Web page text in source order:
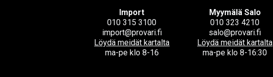
Import
010 315 3100
import@provari.fi
Löydä meidät kartalta
ma-pe klo 8-16
Myymälä Salo
010 323 4210
salo@provari.fi
Löydä meidät kartalta
ma-pe klo 8-16:30